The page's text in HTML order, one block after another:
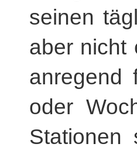
seinen
aber nicht
anregend
oder
Stationen